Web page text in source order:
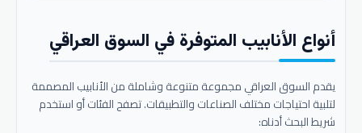
أنواع الأنابيب المتوفرة في السوق العراقي
يقدم السوق العراقي مجموعة متنوعة وشاملة من الأنابيب المصممة
لتلبية احتياجات مختلف الصناعات والتطبيقات. تصفح الفئات أو استخدم
شريط البحث أدناه: